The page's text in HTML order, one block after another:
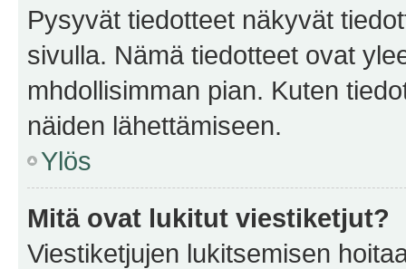
Pysyvät tiedotteet näkyvät
sivulla. Nämä tiedotteet ovat
mhdollisimman pian. Kuten
näiden lähettämiseen.
Ylös
Mitä ovat lukitut viestiketjut?
Viestiketjujen lukitsemisen